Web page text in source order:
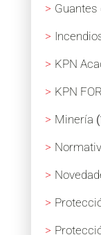
Guantes
KPN
KPN
Minería